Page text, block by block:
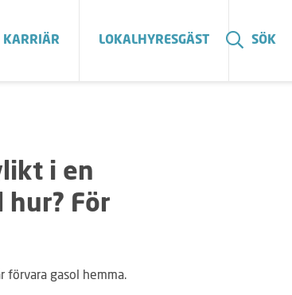
KARRIÄR LOKALHYRESGÄST SÖK
i en
hur? För
förvara gasol hemma.